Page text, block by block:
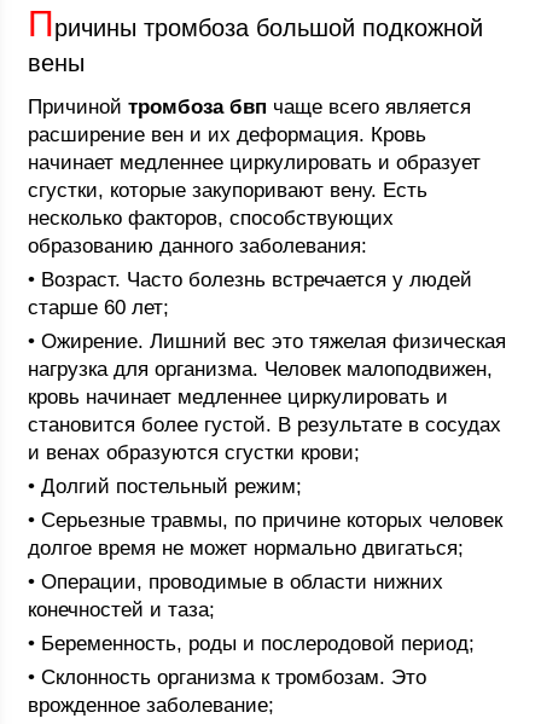
Причины тромбоза большой подкожной
вены
Причинойтромбоза бвп чаще всего является
расширение вен и их деформация. Кровь
начинает медленнее циркулировать и образует
сгустки, которые закупоривают вену. Есть
несколько факторов, способствующих
образованию данного заболевания:
• Возраст. Часто болезнь встречается у людей
старше 60 лет;
• Ожирение. Лишний вес это тяжелая физическая
нагрузка для организма. Человек малоподвижен,
кровь начинает медленнее циркулировать и
становится более густой. В результате в сосудах
и венах образуются сгустки крови;
• Долгий постельный режим;
• Серьезные травмы, по причине которых человек
долгое время не может нормально двигаться;
• Операции, проводимые в области нижних
конечностей и таза;
• Беременность, роды и послеродовой период;
• Склонность организма к тромбозам. Это
врожденное заболевание;